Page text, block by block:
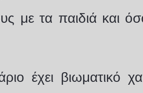
με τα παιδιά και
έχει βιωματικό